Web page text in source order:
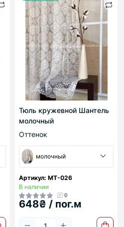
Тюль кружевной Шантель
молочный
Оттенок
молочный
Артикул: МТ-026
В наличии
0
648₴ / пог.м